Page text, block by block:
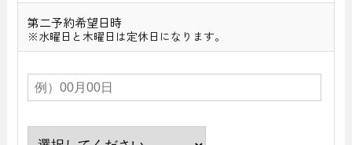
第二予約希望日時
※水曜日と木曜日は定休日になります。